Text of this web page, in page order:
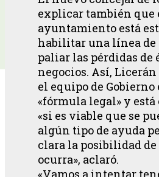
explicar también que
ayuntamiento está
habilitar una línea de
paliar las pérdidas de
negocios. Así,
el equipo de
«fórmula legal» y
«si es viable que se
algún tipo de ayuda
clara la posibilidad de
ocurra», aclaró.
«Vamos a intentar